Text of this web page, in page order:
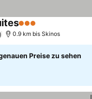
3 Sterne
0.9 km bis Skinos
Preise zu sehen